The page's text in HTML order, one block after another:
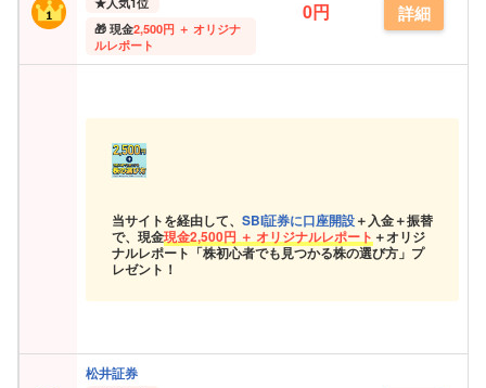
現金2,500円 ＋ オリジナ
ルレポート
0円 詳細
当サイトを経由して、 SBI証券に口座開設＋入金＋振替
で、現金現金2,500円 ＋ オリジナルレポート ＋オリジ
ナルレポート「株初心者でも見つかる株の選び方」プ
レゼント！
松井証券